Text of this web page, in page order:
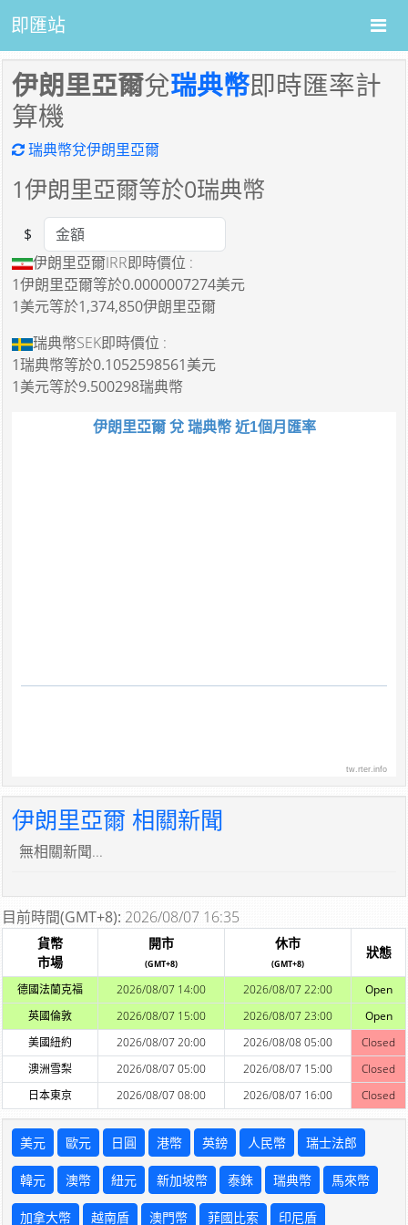
即匯站
伊朗里亞爾兌瑞典幣即時匯率計
算機
瑞典幣兌伊朗里亞爾
1伊朗里亞爾等於0瑞典幣
Amount
$
伊朗里亞爾IRR即時價位 :
1伊朗里亞爾等於0.0000007274美元
1美元等於1,374,850伊朗里亞爾
瑞典幣SEK即時價位 :
1瑞典幣等於0.1052598561美元
1美元等於9.500298瑞典幣
伊朗里亞爾 兌 瑞典幣 近1個月匯率
tw.rter.info
伊朗里亞爾 相關新聞
無相關新聞...
目前時間(GMT+8): 2026/08/07 16:35
貨幣
市場
開市
(GMT+8)
休市
(GMT+8)
狀態
德國法蘭克福 2026/08/07 14:00 2026/08/07 22:00
Open
英國倫敦
2026/08/07 15:00 2026/08/07 23:00
Open
美國紐約
2026/08/07 20:00 2026/08/08 05:00
Closed
澳洲雪梨
2026/08/07 05:00 2026/08/07 15:00
Closed
日本東京
2026/08/07 08:00 2026/08/07 16:00 Closed
美元 歐元 日圓 港幣 英鎊 人民幣 瑞士法郎
韓元 澳幣 紐元 新加坡幣 泰銖 瑞典幣 馬來幣
加拿大幣 越南盾 澳門幣 菲國比索 印尼盾